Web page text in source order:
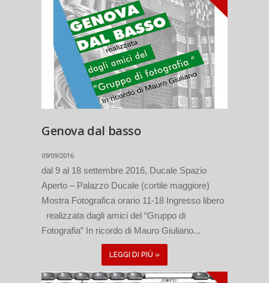
Genova dal basso
09/09/2016
dal 9 al 18 settembre 2016, Ducale Spazio
Aperto – Palazzo Ducale (cortile maggiore)
Mostra Fotografica orario 11-18 Ingresso libero
realizzata dagli amici del “Gruppo di
Fotografia” In ricordo di Mauro Giuliano...
LEGGI DI PIÙ »